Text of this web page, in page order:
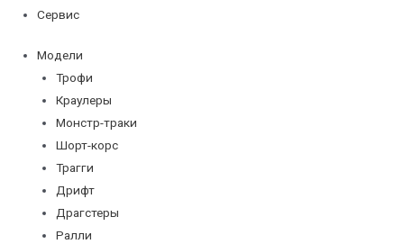
Сервис
Модели
Трофи
Краулеры
Монстр-траки
Шорт-корс
Трагги
Дрифт
Драгстеры
Ралли